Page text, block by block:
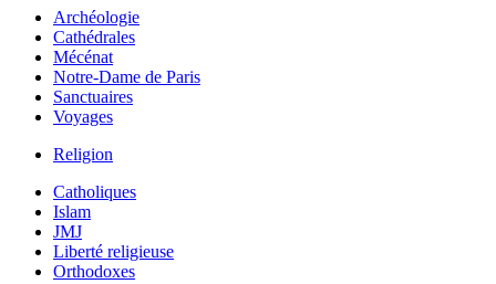
Archéologie
Cathédrales
Mécénat
Notre-Dame de Paris
Sanctuaires
Voyages
Religion
Catholiques
Islam
JMJ
Liberté religieuse
Orthodoxes